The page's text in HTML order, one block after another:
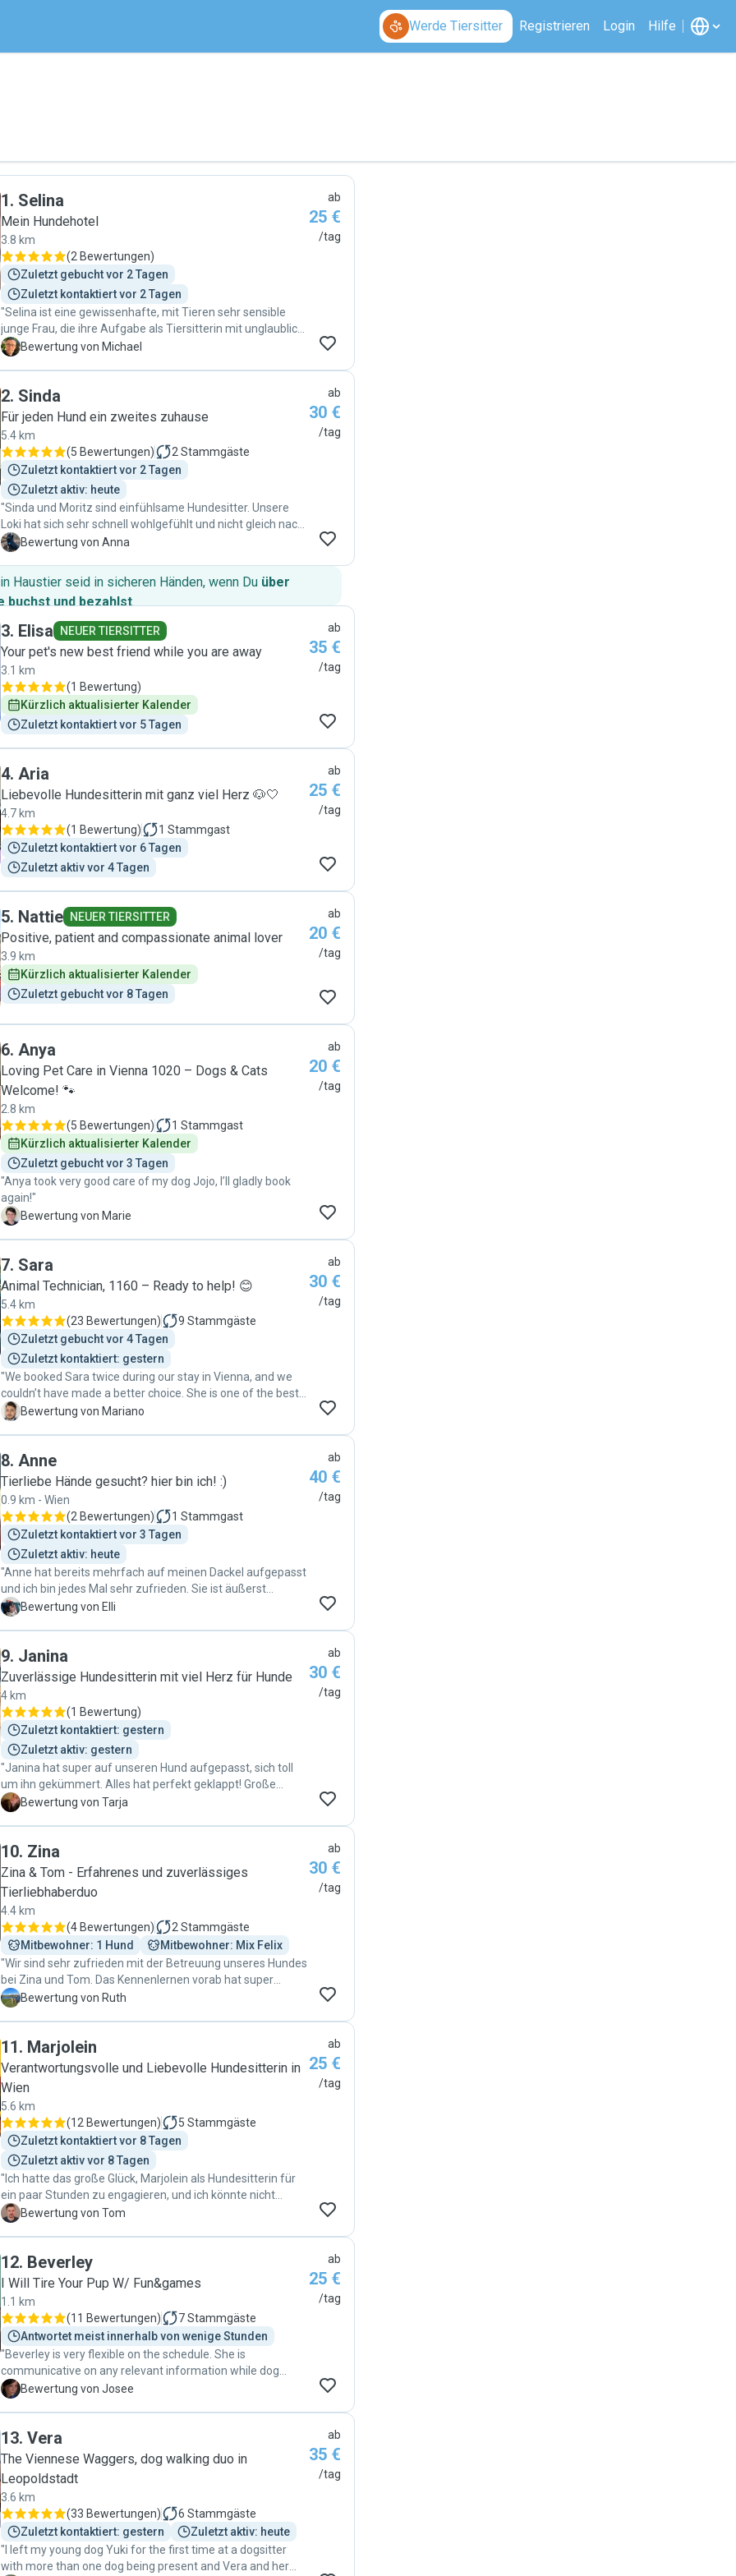
Werde Tiersitter Registrieren Login Hilfe
1. Selina
Mein Hundehotel
3.8 km
(2 Bewertungen)
Zuletzt gebucht vor 2 Tagen
Zuletzt kontaktiert vor 2 Tagen
"Selina ist eine gewissenhafte, mit Tieren sehr sensible
junge Frau, die ihre Aufgabe als Tiersitterin mit unglaublich
beherztem Einsatz macht. Da sie mit einem Hund
Weiterempfehlung"
M Bewertung von Michael
ab
25 €
/tag
2. Sinda
Für jeden Hund ein zweites zuhause
5.4 km
(5 Bewertungen) 2 Stammgäste
Zuletzt kontaktiert vor 2 Tagen
Zuletzt aktiv: heute
"Sinda und Moritz sind einfühlsame Hundesitter. Unsere
Loki hat sich sehr schnell wohlgefühlt und nicht gleich nach
Hause gehen wollen. Danke für die liebevolle Betreuung!"
A Bewertung von Anna
ab
30 €
/tag
Haustier seid in sicheren Händen, wenn Du über
buchst und bezahlst.
3. Elisa NEUER TIERSITTER
Your pet's new best friend while you are away
3.1 km
(1 Bewertung)
Kürzlich aktualisierter Kalender
Zuletzt kontaktiert vor 5 Tagen
ab
35 €
/tag
4. Aria
Liebevolle Hundesitterin mit ganz viel Herz 🐶🤍
4.7 km
(1 Bewertung) 1 Stammgast
Zuletzt kontaktiert vor 6 Tagen
Zuletzt aktiv vor 4 Tagen
ab
25 €
/tag
5. Nattie NEUER TIERSITTER
Positive, patient and compassionate animal lover
3.9 km
Kürzlich aktualisierter Kalender
Zuletzt gebucht vor 8 Tagen
ab
20 €
/tag
6. Anya
Loving Pet Care in Vienna 1020 – Dogs & Cats
Welcome! 🐾
2.8 km
(5 Bewertungen) 1 Stammgast
Kürzlich aktualisierter Kalender
Zuletzt gebucht vor 3 Tagen
"Anya took very good care of my dog Jojo, I’ll gladly book
again!"
M Bewertung von Marie
ab
20 €
/tag
7. Sara
Animal Technician, 1160 – Ready to help! 😊
5.4 km
(23 Bewertungen) 9 Stammgäste
Zuletzt gebucht vor 4 Tagen
Zuletzt kontaktiert: gestern
"We booked Sara twice during our stay in Vienna, and we
couldn’t have made a better choice. She is one of the best
people you could leave your dog with and have absolutely
ease. We highly recommend her to anyone looking for a
trustworthy and loving dogsitter."
M Bewertung von Mariano
ab
30 €
/tag
8. Anne
Tierliebe Hände gesucht? hier bin ich! :)
0.9 km - Wien
(2 Bewertungen) 1 Stammgast
Zuletzt kontaktiert vor 3 Tagen
Zuletzt aktiv: heute
"Anne hat bereits mehrfach auf meinen Dackel aufgepasst
und ich bin jedes Mal sehr zufrieden. Sie ist äußerst
zuverlässig, kommuniziert hervorragend und hält mich mit
kann Anne uneingeschränkt weiterempfehlen und werde
ihre Betreuung gerne wieder in Anspruch nehmen. 🐾"
E Bewertung von Elli
ab
40 €
/tag
9. Janina
Zuverlässige Hundesitterin mit viel Herz für Hunde
4 km
(1 Bewertung)
Zuletzt kontaktiert: gestern
Zuletzt aktiv: gestern
"Janina hat super auf unseren Hund aufgepasst, sich toll
um ihn gekümmert. Alles hat perfekt geklappt! Große
Empfehlung! "
T Bewertung von Tarja
ab
30 €
/tag
10. Zina
Zina & Tom - Erfahrenes und zuverlässiges
Tierliebhaberduo
4.4 km
(4 Bewertungen) 2 Stammgäste
Mitbewohner: 1 Hund
Mitbewohner: Mix Felix
"Wir sind sehr zufrieden mit der Betreuung unseres Hundes
bei Zina und Tom. Das Kennenlernen vorab hat super
funktioniert und uns ein gutes Gefühl gegeben. Felix ist
Tom zu gehen, und wir wissen, dass er dort in besten
Händen ist. Alles läuft absolut problemlos – wir können die
Betreuung nur weiterempfehlen!"
R Bewertung von Ruth
ab
30 €
/tag
11. Marjolein
Verantwortungsvolle und Liebevolle Hundesitterin in
Wien
5.6 km
(12 Bewertungen) 5 Stammgäste
Zuletzt kontaktiert vor 8 Tagen
Zuletzt aktiv vor 8 Tagen
"Ich hatte das große Glück, Marjolein als Hundesitterin für
ein paar Stunden zu engagieren, und ich könnte nicht
zufriedener sein! Marjolein hat sich liebevoll und
Vertrauen geweckt, und mein Hund hat sich sichtlich wohl
bei ihr gefühlt."
T Bewertung von Tom
ab
25 €
/tag
12. Beverley
I Will Tire Your Pup W/ Fun&games
1.1 km
(11 Bewertungen) 7Stammgäste
Antwortet meist innerhalb von wenige Stunden
"Beverley is very flexible on the schedule. She is
communicative on any relevant information while dog
sitting. Coda quickly got accustomed to Beverley and gets
J Bewertung von Josee
ab
25 €
/tag
13. Vera
The Viennese Waggers, dog walking duo in
Leopoldstadt
3.6 km
(33 Bewertungen) 6 Stammgäste
Zuletzt kontaktiert: gestern
Zuletzt aktiv: heute
"I left my young dog Yuki for the first time at a dogsitter
with more than one dog being present and Vera and her
ab
35 €
/tag